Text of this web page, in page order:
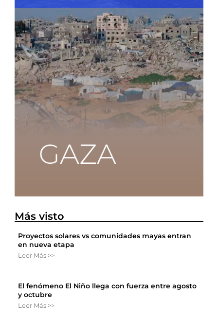
Más visto
Proyectos solares vs comunidades mayas entran
en nueva etapa
Leer Más >>
El fenómeno El Niño llega con fuerza entre agosto
y octubre
Leer Más >>